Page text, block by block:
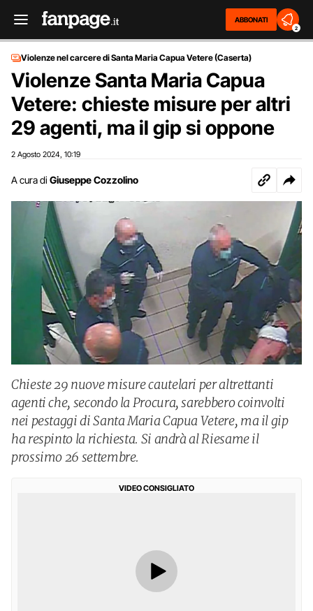
ABBONATI
2
Violenze nel carcere di Santa Maria Capua Vetere (Caserta)
Violenze Santa Maria Capua
Vetere: chieste misure per altri
29 agenti, ma il gip si oppone
2 Agosto 2024 10:19
A cura di Giuseppe Cozzolino
Chieste 29 nuove misure cautelari per altrettanti
agenti che, secondo la Procura, sarebbero coinvolti
nei pestaggi di Santa Maria Capua Vetere, ma il gip
ha respinto la richiesta. Si andrà al Riesame il
prossimo 26 settembre.
VIDEO CONSIGLIATO